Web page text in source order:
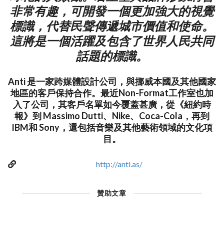
非常有趣，可開發一個更加強大的視覺
標識，代替民聲傳遞城市價值和使命。
這將是一個活躍及包含了世界人民共同
話題的標識。
Anti 是一家跨媒體設計公司，與挪威本國及其他國家
地區的客戶保持合作。最近Non-Format工作室也加
入了公司，其客戶名單如今覆蓋甚廣，從《紐約時
報》到 Massimo Dutti、Nike、Coca-Cola，再到
IBM和 Sony，還包括音樂及其他藝術領域的文化項
目。
http://anti.as/
贊助文章